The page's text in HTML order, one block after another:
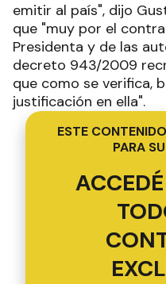
emitir al país", dijo
que "muy por el
Presidenta y de las
decreto 943/2009
que como se verifica,
justificación en ella".
ESTE
PARA